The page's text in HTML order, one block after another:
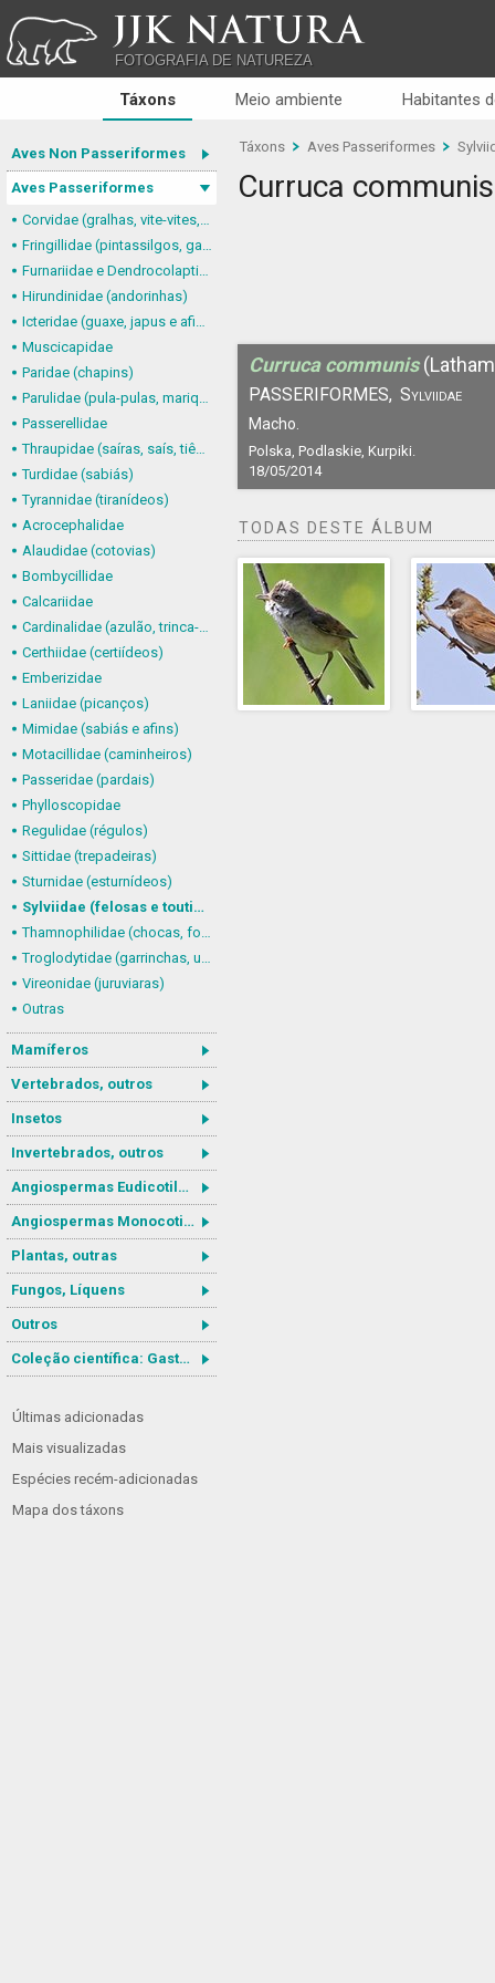
JJK NATURA
FOTOGRAFIA DE NATUREZA
Táxons Meio ambiente Habitantes
Aves Non Passeriformes
Aves Passeriformes
Corvidae (gralhas, vite-vites, juruviaras e afins)
Fringillidae (pintassilgos, gaturamos e afins)
Furnariidae e Dendrocolaptidae (joães, limpa-folhas, arapaçus e afins)
Hirundinidae (andorinhas)
Icteridae (guaxe, japus e afins)
Muscicapidae
Paridae (chapins)
Parulidae (pula-pulas, mariquitas e afins)
Passerellidae
Thraupidae (saíras, saís, tiês, sanhaçus e afins)
Turdidae (sabiás)
Tyrannidae (tiranídeos)
Acrocephalidae
Alaudidae (cotovias)
Bombycillidae
Calcariidae
Cardinalidae (azulão, trinca-ferro-verdadeiro e afins)
Certhiidae (certiídeos)
Emberizidae
Laniidae (picanços)
Mimidae (sabiás e afins)
Motacillidae (caminheiros)
Passeridae (pardais)
Phylloscopidae
Regulidae (régulos)
Sittidae (trepadeiras)
Sturnidae (esturnídeos)
Sylviidae (felosas e toutinegras)
Thamnophilidae (chocas, formigueiros, chororós e afins)
Troglodytidae (garrinchas, uirapurus e afins)
Vireonidae (juruviaras)
Outras
Mamíferos
Vertebrados, outros
Insetos
Invertebrados, outros
Angiospermas Eudicotiledôneas
Angiospermas Monocotiledôneas
Plantas, outras
Fungos, Líquens
Outros
Coleção científica: Gastrotricha
Últimas adicionadas
Mais visualizadas
Espécies recém-adicionadas
Mapa dos táxons
Táxons Aves Passeriformes
Curruca communis
Curruca communis
PASSERIFORMES, Sylviidae
Macho.
Polska, Podlaskie, Kurpiki.
18/05/2014
TODAS DESTE ÁLBUM